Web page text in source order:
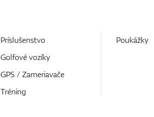
Príslušenstvo
Golfové vozíky
GPS / Zameriavače
Tréning
Poukážky